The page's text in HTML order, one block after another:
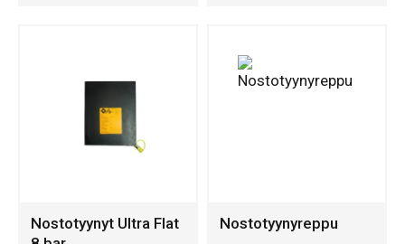
Nostotyynyt Ultra Flat
Nostotyynyreppu